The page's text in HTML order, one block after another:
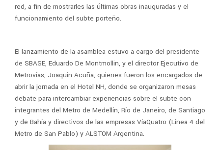
red, a fin de mostrarles las últimas obras inauguradas y el
funcionamiento del subte porteño.
El lanzamiento de la asamblea estuvo a cargo del presidente
de SBASE, Eduardo De Montmollin, y el director Ejecutivo de
Metrovías, Joaquín Acuña, quienes fueron los encargados de
abrir la jornada en el Hotel NH, donde se organizaron mesas
debate para intercambiar experiencias sobre el subte con
integrantes del Metro de Medellín, Río de Janeiro, de Santiago
y de Bahía y directivos de las empresas VíaQuatro (Línea 4 del
Metro de San Pablo) y ALSTOM Argentina.